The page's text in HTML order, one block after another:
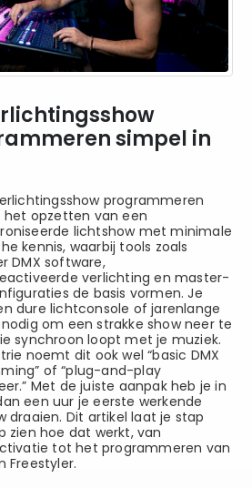
simpel in
programmeren
het opzetten van een
lichtshow met minimale
kennis, waarbij tools zoals
DMX software,
verlichting en master-
de basis vormen. Je
dure lichtconsole of jarenlange
om een strakke show neer te
synchroon loopt met je muziek.
noemt dit ook wel “basic DMX
of “plug-and-play
Met de juiste aanpak heb je in
een uur je eerste werkende
draaien. Dit artikel laat je stap
zien hoe dat werkt, van
tot het programmeren van
Freestyler.